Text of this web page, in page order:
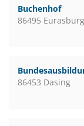
Buchenhof
86495 Eurasburg
86453 Dasing